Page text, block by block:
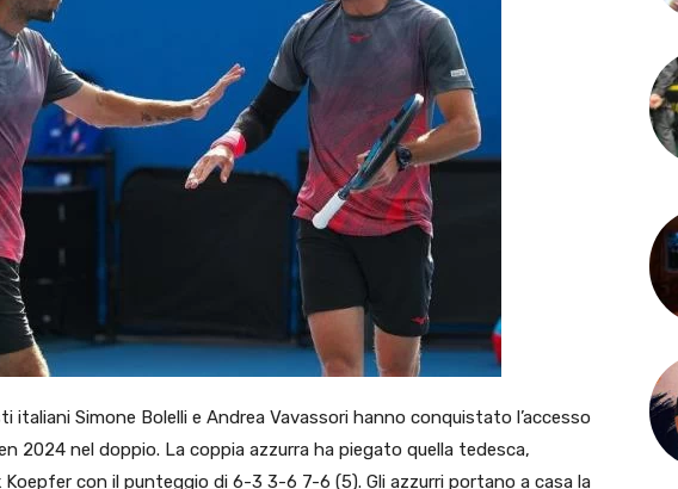
italiani Simone Bolelli e Andrea Vavassori hanno conquistato l’accesso
2024 nel doppio. La coppia azzurra ha piegato quella tedesca,
Koepfer con il punteggio di 6-3 3-6 7-6 (5). Gli azzurri portano a casa la